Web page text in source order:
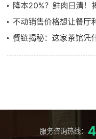
降本20%？鲜肉日清！
不动销售价格想让餐厅利润再
餐链揭秘：这家茶馆凭
服务咨询热线：